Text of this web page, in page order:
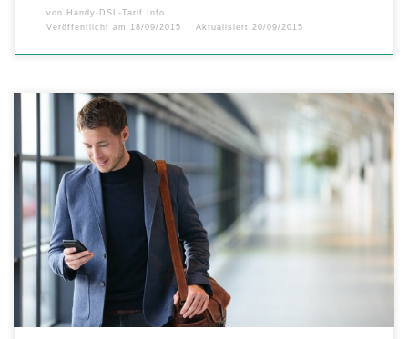
von Handy-DSL-Tarif.Info
Veröffentlicht am
18/09/2015 Aktualisiert 20/09/2015
Neben den Mobilfunk-Angeboten für Privatkunden haben die
deutschen Netzbetreiber Telekom, Vodafone und Telefonica auch
Geschäftskunden-Angebote, Business-Tarife genannt, im Sortiment.
Die Netzbetreiber bieten neben ihren Angeboten für Privat-Kunden
auch Business-Tarife an, die sich speziell an Firmenkunden, Behörden
und Selbständige richten. Die Konditionen bei Business-Tarifen
unterscheiden sich von den Privatkunden-Tarifen nicht nur […]